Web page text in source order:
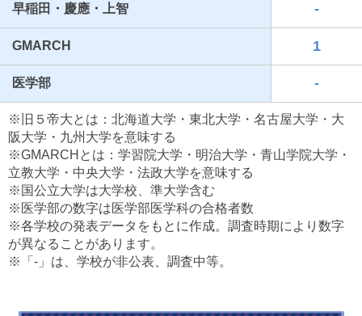
最近見た学校
東京都立羽村高等学校
ブックマークした学校
ブックマークした学校はありません
早稲田・慶應・上智 -
GMARCH 1
医学部 -
※旧５帝大とは：北海道大学・東北大学・名古屋大学・大
阪大学・九州大学を意味する
※GMARCHとは：学習院大学・明治大学・青山学院大学・
立教大学・中央大学・法政大学を意味する
※国公立大学は大学校、準大学含む
※医学部の数字は医学部医学科の合格者数
※各学校の発表データをもとに作成。調査時期により数字
が異なることがあります。
※「-」は、学校が非公表、調査中等。